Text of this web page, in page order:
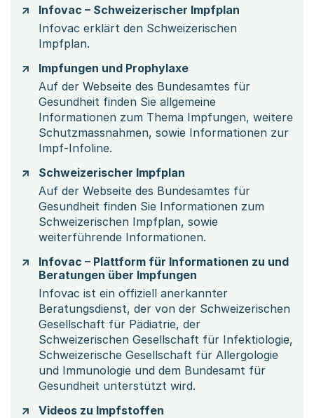
Infovac – Schweizerischer Impfplan
Infovac erklärt den Schweizerischen
Impfplan.
Impfungen und Prophylaxe
Auf der Webseite des Bundesamtes für
Gesundheit finden Sie allgemeine
Informationen zum Thema Impfungen, weitere
Schutzmassnahmen, sowie Informationen zur
Impf-Infoline.
Schweizerischer Impfplan
Auf der Webseite des Bundesamtes für
Gesundheit finden Sie Informationen zum
Schweizerischen Impfplan, sowie
weiterführende Informationen.
Infovac – Plattform für Informationen zu und
Beratungen über Impfungen
Infovac ist ein offiziell anerkannter
Beratungsdienst, der von der Schweizerischen
Gesellschaft für Pädiatrie, der
Schweizerischen Gesellschaft für Infektiologie,
Schweizerische Gesellschaft für Allergologie
und Immunologie und dem Bundesamt für
Gesundheit unterstützt wird.
Videos zu Impfstoffen